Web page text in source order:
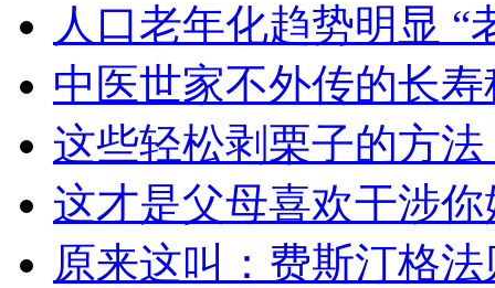
人口老年化趋势明显 “
中医世家不外传的长寿
这些轻松剥栗子的方
这才是父母喜欢干涉
原来这叫：费斯汀格